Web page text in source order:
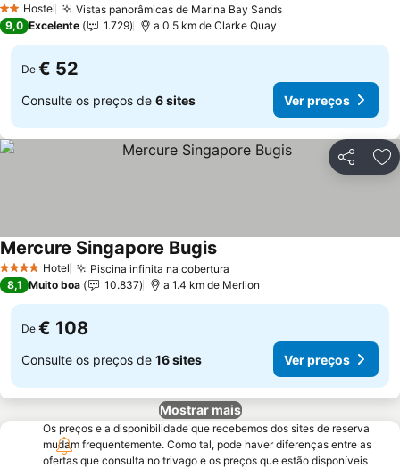
2 Estrelas
Hostel Vistas panorâmicas de Marina Bay SandsVer preços
Ver preços
9,0 Excelente 1.729 a 0.5 km de Clarke Quay
De € 52
Consulte os preços de 6 sites Ver preços
Partilhar
4 EstrelasHotel Piscina infinita na cobertura
Mercure Singapore BugisVer preços
8,1 Muito boa 10.837 a 1.4 km de Merlion
De € 108
Consulte os preços de 16 sites Ver preços
Mostrar mais
Os preços e a disponibilidade que recebemos dos sites de reserva
mudam frequentemente. Como tal, pode haver diferenças entre as
ofertas que consulta no trivago e os preços que estão disponíveis